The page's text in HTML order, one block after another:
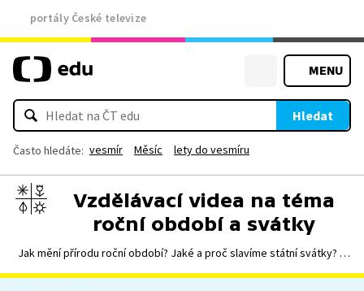
portály České televize
MENU
Hledat
Často hledáte: vesmír Měsíc lety do vesmíru
Vzdělávací videa na téma
roční období a svátky
Jak mění přírodu roční období? Jaké a proč slavíme státní svátky? A
dětmi ve školce všechny podoby roku.